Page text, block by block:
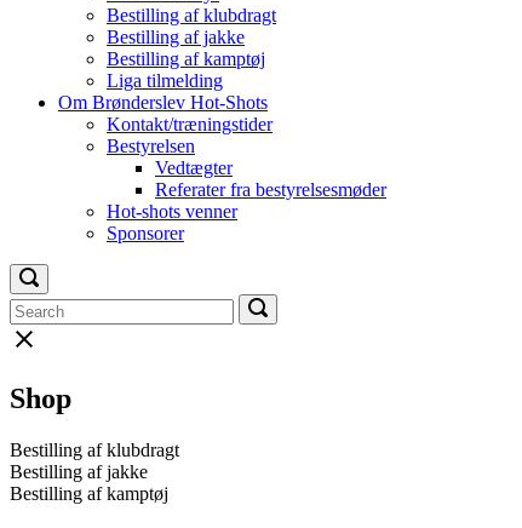
Bestilling af klubdragt
Bestilling af jakke
Bestilling af kamptøj
Liga tilmelding
Om Brønderslev Hot-Shots
Kontakt/træningstider
Bestyrelsen
Vedtægter
Referater fra bestyrelsesmøder
Hot-shots venner
Sponsorer
Open
search
bar
Search
for:
Search
for:
Search
Close
Shop
Bestilling af klubdragt
Bestilling af jakke
Bestilling af kamptøj